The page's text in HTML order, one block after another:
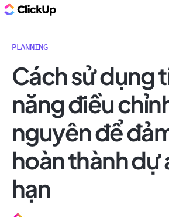
PLANNING
Cách sử dụng
năng điều
nguyên để
hoàn thành dự
hạn